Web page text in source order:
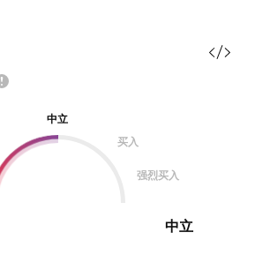
中立
买入
强烈买入
中立